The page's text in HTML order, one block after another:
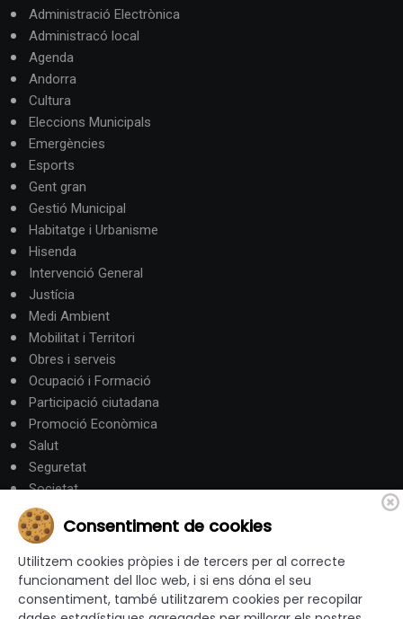
Administració Electrònica
Administracó local
Agenda
Andorra
Cultura
Eleccions Municipals
Emergències
Esports
Gent gran
Gestió Municipal
Habitatge i Urbanisme
Hisenda
Intervenció General
Justícia
Medi Ambient
Mobilitat i Territori
Obres i serveis
Ocupació i Formació
Participació ciutadana
Promoció Econòmica
Salut
Seguretat
Societat
Turisme
Altres Canals
canalandorra.ad
Consentiment de cookies
Utilitzem cookies pròpies i de tercers per al correcte
funcionament del lloc web, i si ens dóna el seu
consentiment, també utilitzarem cookies per recopilar